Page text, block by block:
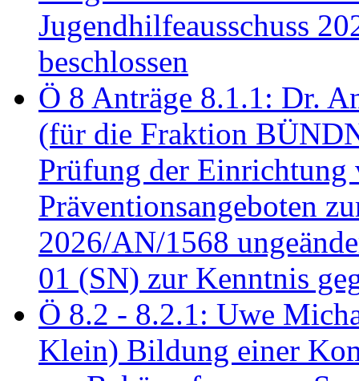
Jugendhilfeausschuss
beschlossen
Ö 8 Anträge 8.1.1: Dr.
(für die Fraktion
Prüfung der Einrichtung
Präventionsangeboten
2026/AN/1568
01 (SN) zur Kenntnis
Ö 8.2 - 8.2.1: Uwe
Klein) Bildung einer